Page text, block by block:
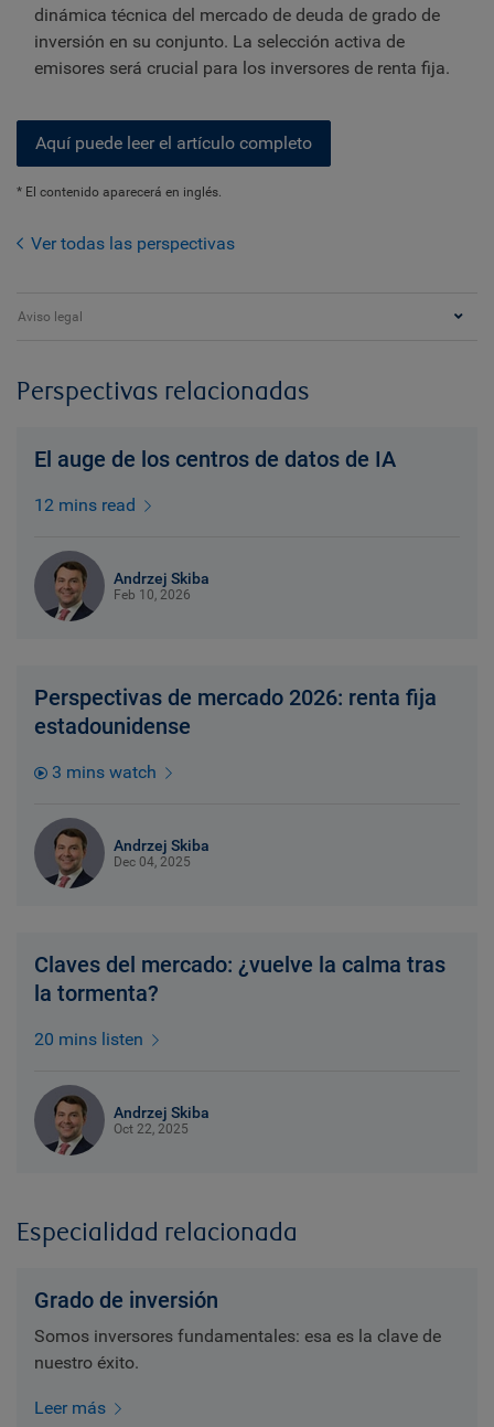
dinámica técnica del mercado de deuda de grado de
inversión en su conjunto. La selección activa de
emisores será crucial para los inversores de renta fija.
Aquí puede leer el artículo completo
* El contenido aparecerá en inglés.
Ver todas las perspectivas
Aviso legal
Perspectivas relacionadas
El auge de los centros de datos de IA
12 mins read
Andrzej Skiba
Feb 10, 2026
Perspectivas de mercado 2026: renta fija
estadounidense
3 mins watch
Andrzej Skiba
Dec 04, 2025
Claves del mercado: ¿vuelve la calma tras
la tormenta?
20 mins listen
Andrzej Skiba
Oct 22, 2025
Especialidad relacionada
Grado de inversión
Somos inversores fundamentales: esa es la clave de
nuestro éxito.
Leer más